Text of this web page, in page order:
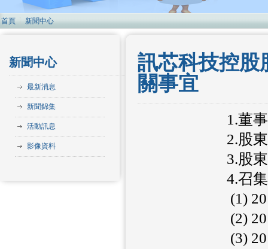
首頁 新聞中心
新聞中心
最新消息
新聞錦集
活動訊息
影像資料
訊芯科技控股
關事宜
1.董
2.股
3.股
4.召
(1)
(2)
(3)